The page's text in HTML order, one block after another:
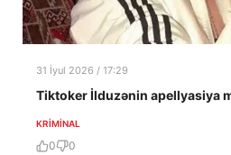
31 İyul 2026 / 17:29
Tiktoker İlduzənin apellyasiya
KRIMINAL
0 0